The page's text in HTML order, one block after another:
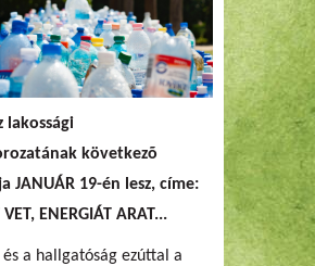
lakossági
következõ
JANUÁR 19-én lesz, címe:
VET, ENERGIÁT ARAT...
és a hallgatóság ezúttal a